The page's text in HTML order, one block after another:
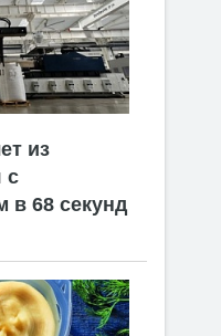
из
с
в 68 секунд